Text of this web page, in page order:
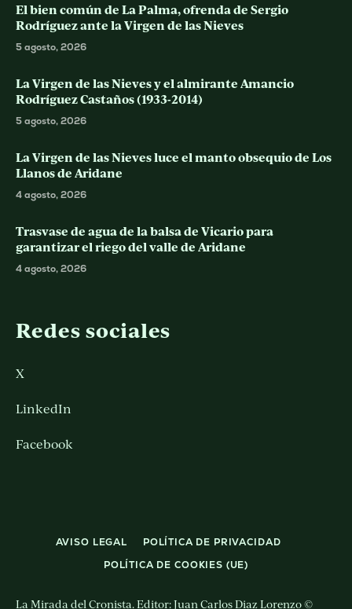
El bien común de La Palma, ofrenda de Sergio
Rodríguez ante la Virgen de las Nieves
5 agosto, 2026
La Virgen de las Nieves y el almirante Amancio
Rodríguez Castaños (1933-2014)
5 agosto, 2026
La Virgen de las Nieves luce el manto obsequio de Los
Llanos de Aridane
4 agosto, 2026
Trasvase de agua de la balsa de Vicario para
garantizar el riego del valle de Aridane
4 agosto, 2026
Redes sociales
X
LinkedIn
Facebook
AVISO LEGAL
POLÍTICA DE PRIVACIDAD
POLÍTICA DE COOKIES (UE)
La Mirada del Cronista. Editor: Juan Carlos Diaz Lorenzo ©